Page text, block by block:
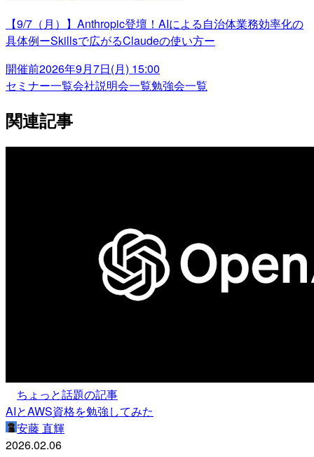
【9/7（月）】Anthropic登壇！AIによる自治体業務効率化の
具体例ーSkillsで広がるClaudeの使い方ー
開催前2026年9月7日(月) 15:00
セミナー一覧会社説明会一覧勉強会一覧
関連記事
ちょっと話題の記事
AIとAWS資格を勉強してみた
安藤 直輝
2026.02.06